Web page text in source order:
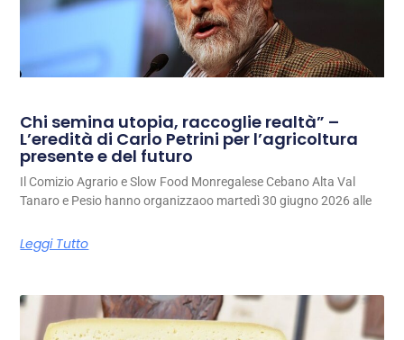
Chi semina utopia, raccoglie realtà” –
L’eredità di Carlo Petrini per l’agricoltura
presente e del futuro
Il Comizio Agrario e Slow Food Monregalese Cebano Alta Val
Tanaro e Pesio hanno organizzaoo martedì 30 giugno 2026 alle
Leggi Tutto